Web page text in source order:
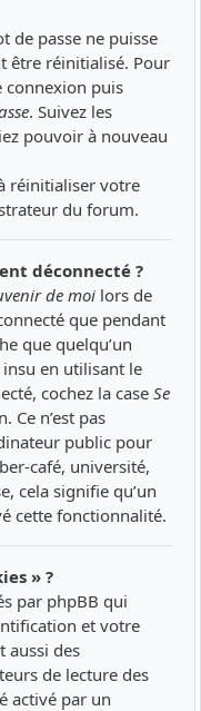
de passe ne puisse
être réinitialisé. Pour
connexion puis
. Suivez les
pouvoir à nouveau
réinitialiser votre
du forum.
déconnecté ?
de moi lors de
que pendant
que quelqu’un
en utilisant le
cochez la case Se
Ce n’est pas
public pour
café, université,
cela signifie qu’un
cette fonctionnalité.
» ?
par phpBB qui
et votre
aussi des
de lecture des
activé par un